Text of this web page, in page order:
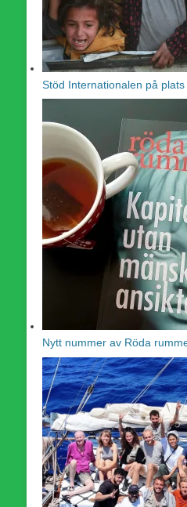
Stöd Internationalen på plats
Nytt nummer av Röda